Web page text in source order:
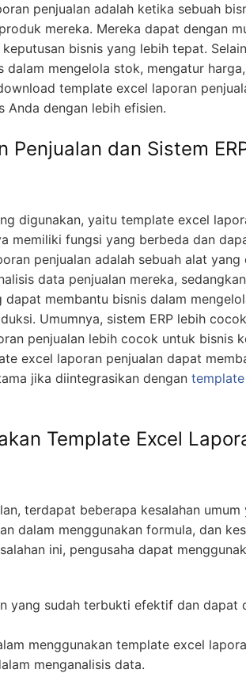
penjualan adalah ketika sebuah
mereka. Mereka dapat dengan
bisnis yang lebih tepat.
mengelola stok, mengatur
template excel laporan
Anda dengan lebih efisien.
dan Sistem
digunakan, yaitu template excel
memiliki fungsi yang berbeda dan
penjualan adalah sebuah alat
data penjualan mereka,
membantu bisnis dalam
Umumnya, sistem ERP lebih
penjualan lebih cocok untuk bisnis
excel laporan penjualan dapat
jika diintegrasikan dengan
Template Excel
terdapat beberapa kesalahan
dalam menggunakan formula, dan
ini, pengusaha dapat
yang sudah terbukti efektif dan dapat
menggunakan template excel
menganalisis data.